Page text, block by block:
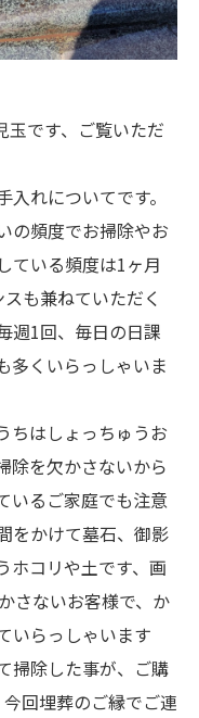
です、ご覧いただ
れについてです。
の頻度でお掃除やお
ている頻度は1ヶ月
も兼ねていただく
週1回、毎日の日課
多くいらっしゃいま
ちはしょっちゅうお
除を欠かさないから
いるご家庭でも注意
をかけて墓石、御影
ホコリや土です、画
さないお客様で、か
いらっしゃいます
掃除した事が、ご購
回埋葬のご縁でご連